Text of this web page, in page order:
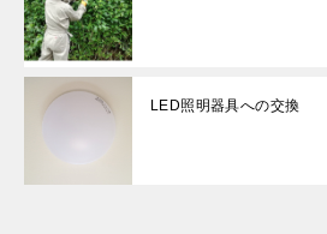
LED照明器具への交換